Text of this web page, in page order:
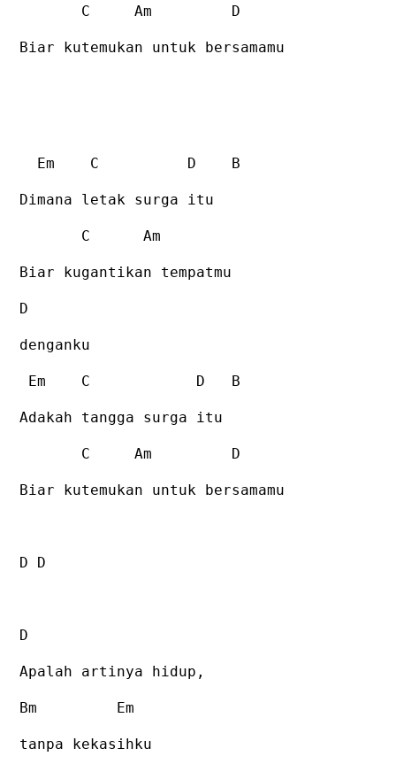
C Am D
Biar kutemukan untuk bersamamu
Em C D B
Dimana letak surga itu
C Am
Biar kugantikan tempatmu
D
denganku
Em C D B
Adakah tangga surga itu
C Am D
Biar kutemukan untuk bersamamu
D D
D
Apalah artinya hidup,
Bm Em
tanpa kekasihku